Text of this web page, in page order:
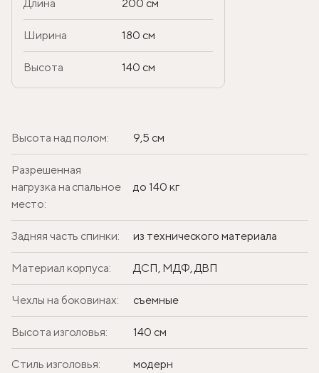
Длина 200 см
Ширина 180 см
Высота 140 см
Высота над полом: 9,5 см
Разрешенная
нагрузка на спальное
место:
до 140 кг
Задняя часть спинки: из технического материала
Материал корпуса: ДСП, МДФ, ДВП
Чехлы на боковинах: съемные
Высота изголовья: 140 см
Стиль изголовья: модерн